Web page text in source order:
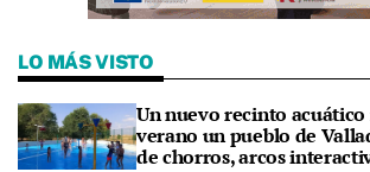
LO MÁS VISTO
Un nuevo recinto acuático
verano un pueblo de
de chorros, arcos